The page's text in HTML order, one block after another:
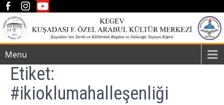
Menu
Etiket:
#ikioklumahalleşenliği